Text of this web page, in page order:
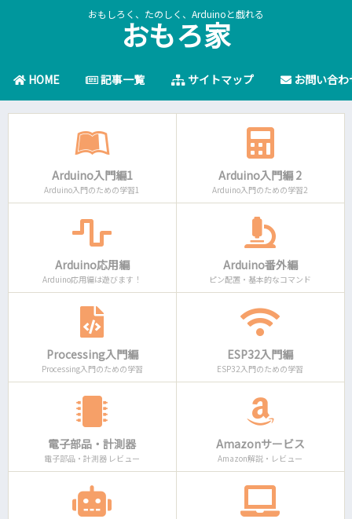
おもしろく、たのしく、Arduinoと戯れる
おもろ家
HOME 記事一覧 サイトマップ お問い合わ
Arduino入門編1
Arduino入門のための学習1
Arduino入門編 2
Arduino入門のための学習2
Arduino応用編
Arduino応用編は遊びます！
Arduino番外編
ピン配置・基本的なコマンド
Processing入門編
Processing入門のための学習
ESP32入門編
ESP32入門のための学習
電子部品・計測器
電子部品・計測器 レビュー
Amazonサービス
Amazon解説・レビュー